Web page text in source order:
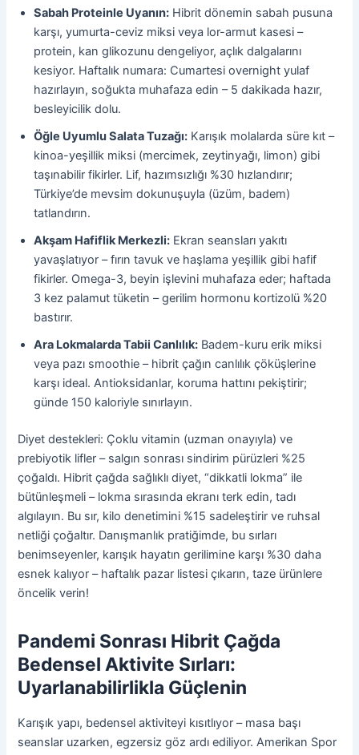
Sabah Proteinle Uyanın: Hibrit dönemin sabah pusuna
karşı, yumurta-ceviz miksi veya lor-armut kasesi –
protein, kan glikozunu dengeliyor, açlık dalgalarını
kesiyor. Haftalık numara: Cumartesi overnight yulaf
hazırlayın, soğukta muhafaza edin – 5 dakikada hazır,
besleyicilik dolu.
Öğle Uyumlu Salata Tuzağı: Karışık molalarda süre kıt –
kinoa-yeşillik miksi (mercimek, zeytinyağı, limon) gibi
taşınabilir fikirler. Lif, hazımsızlığı %30 hızlandırır;
Türkiye’de mevsim dokunuşuyla (üzüm, badem)
tatlandırın.
Akşam Hafiflik Merkezli: Ekran seansları yakıtı
yavaşlatıyor – fırın tavuk ve haşlama yeşillik gibi hafif
fikirler. Omega-3, beyin işlevini muhafaza eder; haftada
3 kez palamut tüketin – gerilim hormonu kortizolü %20
bastırır.
Ara Lokmalarda Tabii Canlılık: Badem-kuru erik miksi
veya pazı smoothie – hibrit çağın canlılık çöküşlerine
karşı ideal. Antioksidanlar, koruma hattını pekiştirir;
günde 150 kaloriyle sınırlayın.
Diyet destekleri: Çoklu vitamin (uzman onayıyla) ve
prebiyotik lifler – salgın sonrası sindirim pürüzleri %25
çoğaldı. Hibrit çağda sağlıklı diyet, “dikkatli lokma” ile
bütünleşmeli – lokma sırasında ekranı terk edin, tadı
algılayın. Bu sır, kilo denetimini %15 sadeleştirir ve ruhsal
netliği çoğaltır. Danışmanlık pratiğimde, bu sırları
benimseyenler, karışık hayatın gerilimine karşı %30 daha
esnek kalıyor – haftalık pazar listesi çıkarın, taze ürünlere
öncelik verin!
Pandemi Sonrası Hibrit Çağda
Bedensel Aktivite Sırları:
Uyarlanabilirlikla Güçlenin
Karışık yapı, bedensel aktiviteyi kısıtlıyor – masa başı
seanslar uzarken, egzersiz göz ardı ediliyor. Amerikan Spor